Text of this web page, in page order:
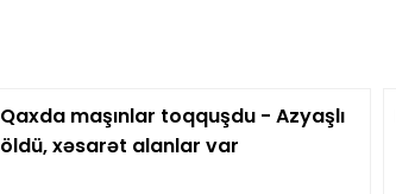
© sabirabadxeber.az
Qaxda maşınlar toqquşdu - Azyaşlı
öldü, xəsarət alanlar var